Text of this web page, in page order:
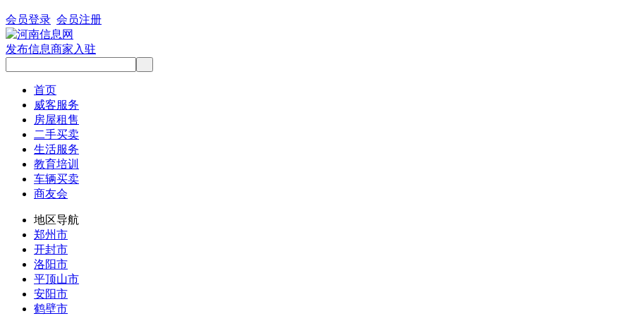
会员登录 会员注册
发布信息商家入驻
首页
威客服务
房屋租售
二手买卖
生活服务
教育培训
车辆买卖
商友会
地区导航
郑州市
开封市
洛阳市
平顶山市
安阳市
鹤壁市